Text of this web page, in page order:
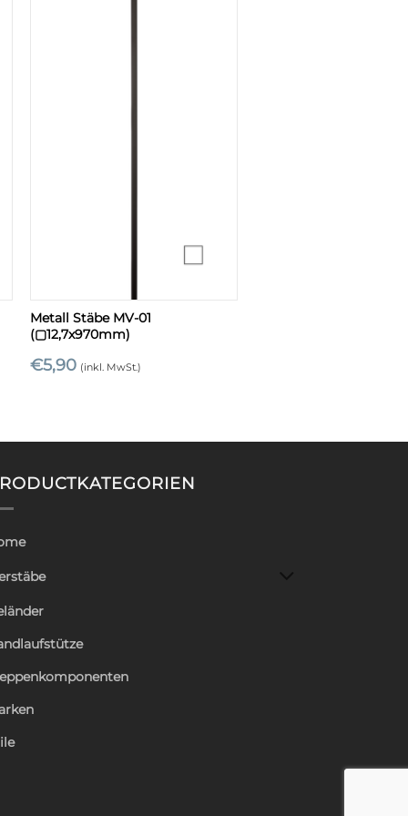
Metall Stäbe MV-01
(▢12,7x970mm)
€5,90 (inkl. MwSt.)